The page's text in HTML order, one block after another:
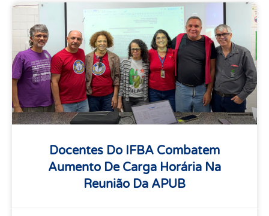
Docentes Do IFBA Combatem
Aumento De Carga Horária Na
Reunião Da APUB